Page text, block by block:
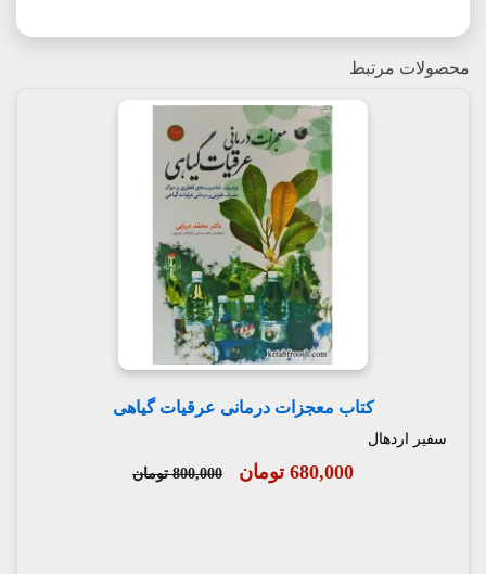
محصولات مرتبط
کتاب معجزات درمانی عرقیات گیاهی
سفیر اردهال
680,000 تومان 800,000 تومان